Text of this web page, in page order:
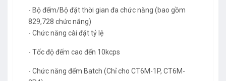
- Bộ đếm/Bộ đặt thời gian đa chức năng (bao gồm
829,728 chức năng)
- Chức năng cài đặt tỷ lệ
- Tốc độ đếm cao đến 10kcps
- Chức năng đếm Batch (Chỉ cho CT6M-1P, CT6M-